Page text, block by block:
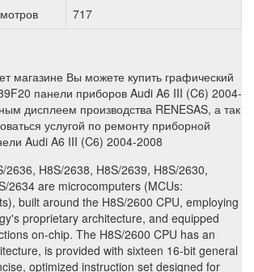
717
магазине Вы можете купить графический
панели приборов Audi A6 III (C6) 2004-
дисплеем производства RENESAS, а так
услугой по ремонту приборной
Audi A6 III (C6) 2004-2008
2636, H8S/2638, H8S/2639, H8S/2630,
2634 are microcomputers (MCUs:
built around the H8S/2600 CPU, employing
proprietary architecture, and equipped
on-chip. The H8S/2600 CPU has an
is provided with sixteen 16-bit general
optimized instruction set designed for